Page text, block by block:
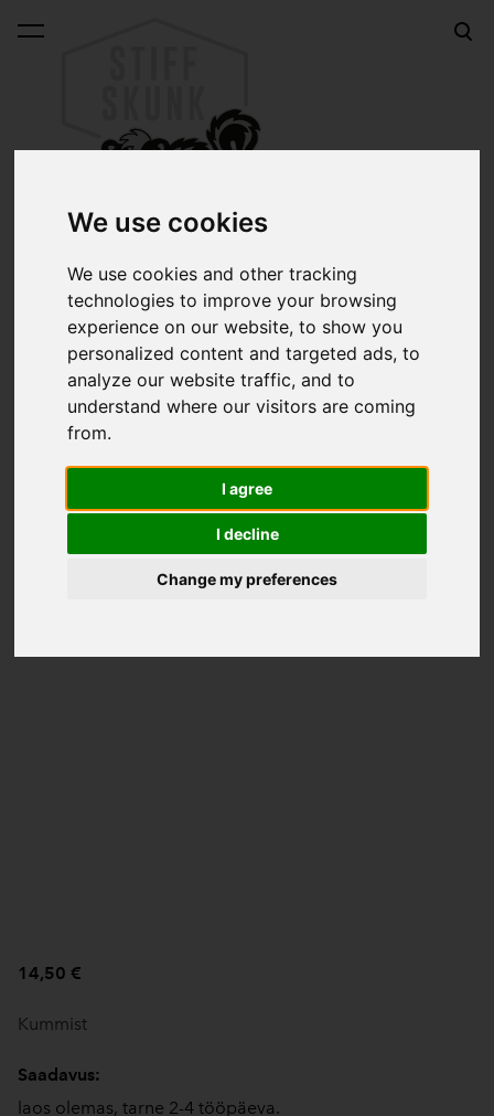
We use cookies
We use cookies and other tracking
technologies to improve your browsing
experience on our website, to show you
personalized content and targeted ads, to
analyze our website traffic, and to
understand where our visitors are coming
from.
I agree
I decline
Change my preferences
lisati ostukorvi.
E-pood RAT FINK must võtmehoidja
RAT FINK must
võtmehoidja
14,50 €
Kummist
Saadavus:
laos olemas, tarne 2-4 tööpäeva.